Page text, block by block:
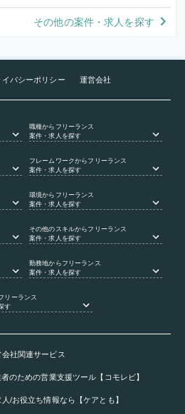
その他の案件・求人を探す
イバシーポリシー 運営会社
職種からフリーランス
案件・求人を探す
フレームワークからフリーランス
案件・求人を探す
環境からフリーランス
案件・求人を探す
その他のスキルからフリーランス
案件・求人を探す
勤務地からフリーランス
案件・求人を探す
リーランス
す
会社関連サービス
のための営業支援ツール【コモレビ】
/お役立ち情報なら【ケアとも】